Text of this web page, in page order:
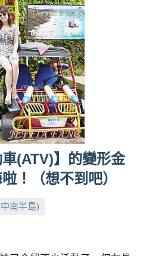
(ATV)】的變形金
！（想不到吧）
南半島)